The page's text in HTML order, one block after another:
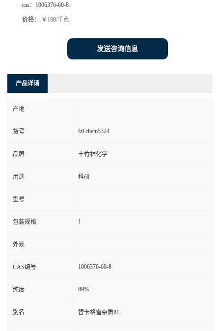
cas： 1006376-60-8
价格： ￥180/千克
发送咨询信息
产品详请
产地
货号 fzl chem5324
品牌 丰竹林化学
用途 科研
型号
包装规格 1
外观
CAS编号 1006376-60-8
纯度 99%
别名 替卡格雷杂质81